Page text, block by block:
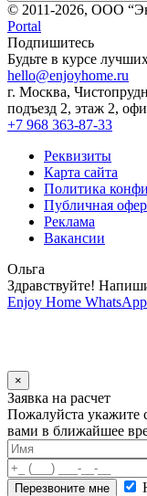
© 2011-2026, ООО
Portal
Подпишитесь
Будьте в курсе
hello@enjoyhome.ru
г. Москва,
подъезд 2, этаж 2,
+7 968 363-87-33
Реквизиты
Карта сайта
Политика
Публичная
Реклама
Вакансии
Ольга
Здравствуйте!
Enjoy Home WhatsApp
×
Заявка на расчет
Пожалуйста укажите
вами в ближайшее